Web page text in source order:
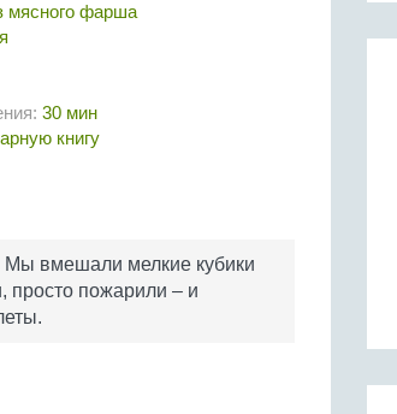
мясного фарша
30 мин
книгу
вмешали мелкие кубики
просто пожарили – и